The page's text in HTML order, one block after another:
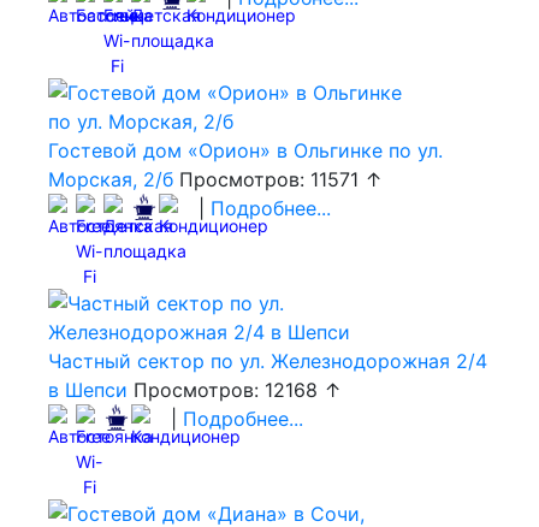
Гостевой дом «Орион» в Ольгинке по ул.
Морская, 2/б Просмотров: 11571 ↑
Подробнее...
Частный сектор по ул. Железнодорожная 2/4
в Шепси Просмотров: 12168 ↑
Подробнее...